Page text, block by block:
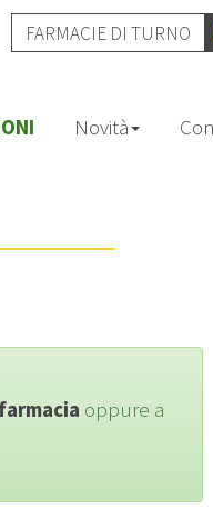
FARMACIE DI TURNO
Novità
oppure a